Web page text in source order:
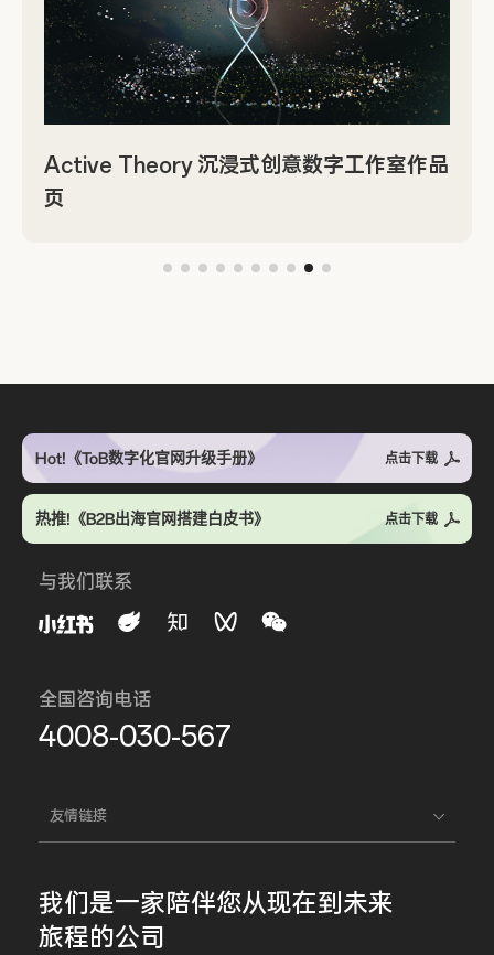
Active Theory 沉浸式创意数字工作室作品
页
Hot!《ToB数字化官网升级手册》 点击下载
热推!《B2B出海官网搭建白皮书》 点击下载
与我们联系
全国咨询电话
4008-030-567
友情链接
我们是一家陪伴您从现在到未来
旅程的公司